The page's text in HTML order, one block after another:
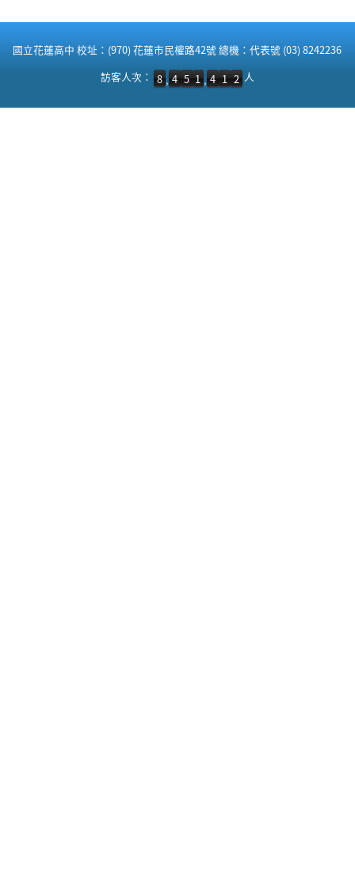
國立花蓮高中 校址：(970) 花蓮市民權路42號 總機：代表號 (03) 8242236
訪客人次：8,451,412 人
訪客人次： 8 , 4 5 1 , 4 1 2 人